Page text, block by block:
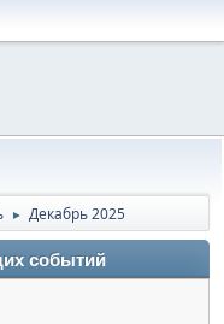
► Декабрь 2025
событий